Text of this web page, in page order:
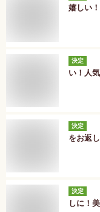
嬉しい
決定
い！人
決定
をお返
決定
しに！